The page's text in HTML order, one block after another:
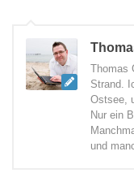
Thomas
Strand.
Ostsee,
Nur ein
und